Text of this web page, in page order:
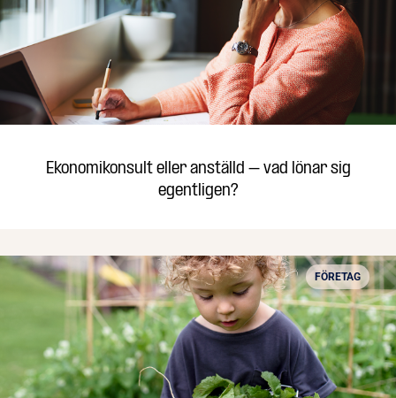
Ekonomikonsult eller anställd – vad lönar sig
egentligen?
FÖRETAG